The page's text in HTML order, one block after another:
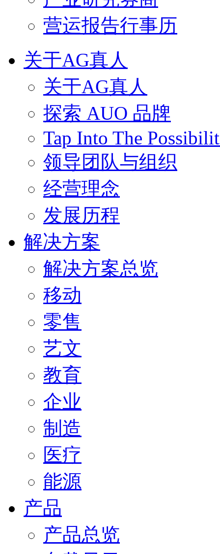
营运报告行事历
关于AG真人
关于AG真人
探索 AUO 品牌
Tap Into The
领导团队与组织
经营理念
发展历程
解决方案
解决方案总览
移动
零售
艺文
教育
企业
制造
医疗
能源
产品
产品总览